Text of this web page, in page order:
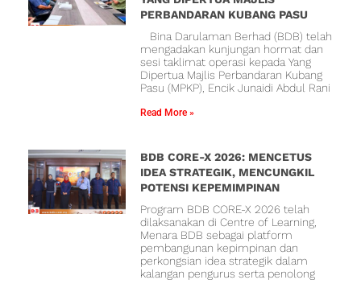
PERBANDARAN KUBANG PASU
Bina Darulaman Berhad (BDB) telah
mengadakan kunjungan hormat dan
sesi taklimat operasi kepada Yang
Dipertua Majlis Perbandaran Kubang
Pasu (MPKP), Encik Junaidi Abdul Rani
Read More »
BDB CORE-X 2026: MENCETUS
IDEA STRATEGIK, MENCUNGKIL
POTENSI KEPEMIMPINAN
Program BDB CORE-X 2026 telah
dilaksanakan di Centre of Learning,
Menara BDB sebagai platform
pembangunan kepimpinan dan
perkongsian idea strategik dalam
kalangan pengurus serta penolong